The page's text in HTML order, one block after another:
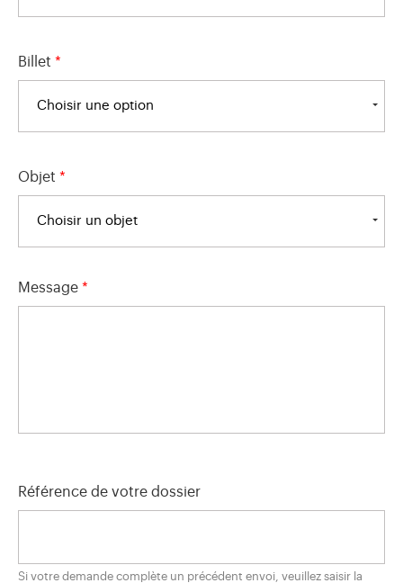
Billet *
Choisir une option
Objet *
Choisir un objet
Message *
Référence de votre dossier
Si votre demande complète un précédent envoi, veuillez saisir la